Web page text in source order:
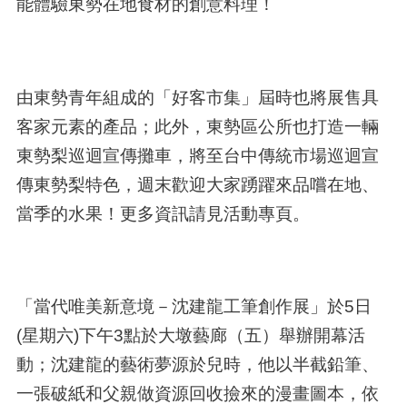
由東勢青年組成的「好客市集」屆時也將展售具
客家元素的產品；此外，東勢區公所也打造一輛
東勢梨巡迴宣傳攤車，將至台中傳統市場巡迴宣
傳東勢梨特色，週末歡迎大家踴躍來品嚐在地、
當季的水果！更多資訊請見活動專頁。
「當代唯美新意境－沈建龍工筆創作展」於5日
(星期六)下午3點於大墩藝廊（五）舉辦開幕活
動；沈建龍的藝術夢源於兒時，他以半截鉛筆、
一張破紙和父親做資源回收撿來的漫畫圖本，依